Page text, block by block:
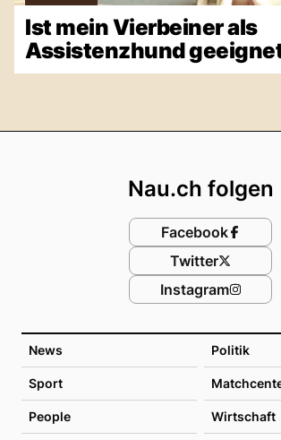
Ist mein Vierbeiner als
Assistenzhund
News Politik
Sport
People Wirtschaft
Nau.ch folgen
Facebook
Twitter
Instagram